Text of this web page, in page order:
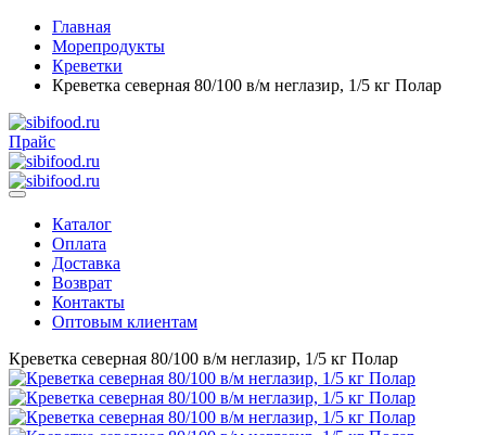
Главная
Морепродукты
Креветки
Креветка северная 80/100 в/м неглазир, 1/5 кг Полар
Прайс
Каталог
Оплата
Доставка
Возврат
Контакты
Оптовым клиентам
Креветка северная 80/100 в/м неглазир, 1/5 кг Полар